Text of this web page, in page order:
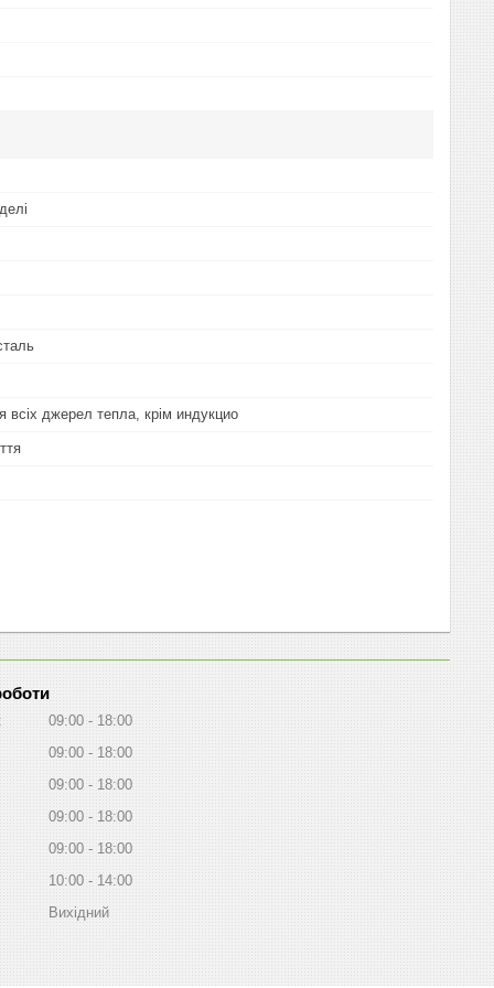
всіх джерел тепла, крім индукцио
09:00
18:00
09:00
18:00
09:00
18:00
09:00
18:00
09:00
18:00
10:00
14:00
Вихідний